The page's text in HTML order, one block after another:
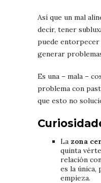
Así que un mal
decir, tener
puede
generar
Es una – mala –
problema con
que esto no
La zona
quinta
relación
es la única,
empieza.